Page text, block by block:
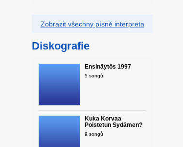
Zobrazit všechny písně interpreta
Diskografie
Ensinäytös 1997
5 songů
Kuka Korvaa
Poistetun Sydämen?
9 songů